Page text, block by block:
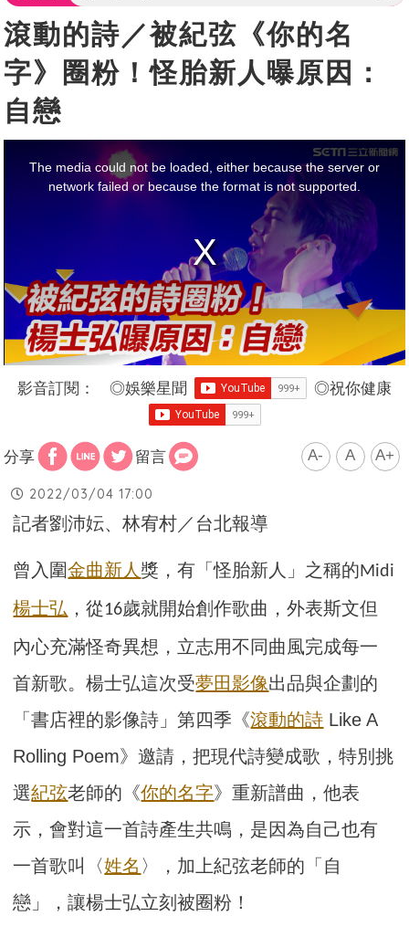
滾動的詩／被紀弦《你的名
字》圈粉！怪胎新人曝原因：
自戀
The media could not be loaded, either because the server or
network failed or because the format is not supported.
影音訂閱： ◎娛樂星聞 ◎祝你健康
分享 留言 A- A A+
2022/03/04 17:00
記者劉沛妘、林宥村／台北報導
曾入圍金曲新人 獎，有「怪胎新人」之稱的 Midi
楊士弘 ，從 16歲就開始創作歌曲，外表斯文但
內心充滿怪奇異想，立志用不同曲風完成每一
首新歌。楊士弘這次受夢田影像出品與企劃的
「書店裡的影像詩」第四季《滾動的詩 Like A
Rolling Poem》邀請，把現代詩變成歌，特別挑
選紀弦老師的《你的名字》重新譜曲，他表
示，會對這一首詩產生共鳴，是因為自己也有
一首歌叫〈姓名 〉，加上紀弦老師的「自
戀」，讓楊士弘立刻被圈粉！